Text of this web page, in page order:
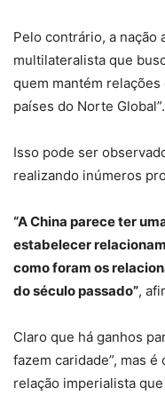
Pelo contrário, a nação
multilateralista que
quem mantém
países do Norte Global”.
Isso pode ser
realizando inúmeros
“A China parece ter
estabelecer
como foram os
do século passado”,
Claro que há ganhos
fazem caridade”, mas
relação imperialista